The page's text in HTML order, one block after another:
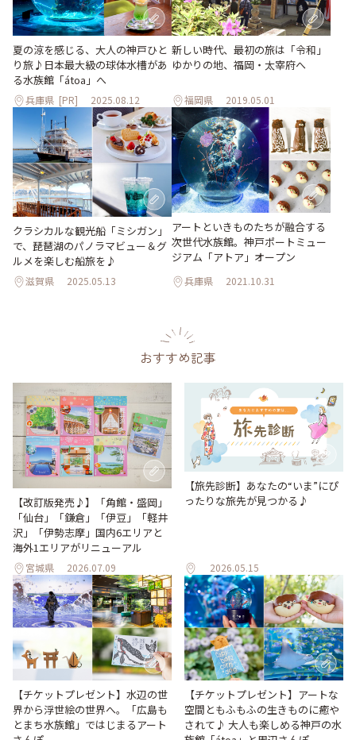
夏の涼を感じる、大人の神戸ひと
り旅♪日本最大級の球体水槽があ
る水族館「átoa」へ
兵庫県 [PR] 2025.08.12
新しい時代、最初の旅は「令和」
ゆかりの地、福岡・太宰府へ
福岡県 2019.05.01
クラシカルな観光船「ミシガン」
で、琵琶湖のパノラマビュー＆グ
ルメを楽しむ船旅を♪
滋賀県 2025.05.13
アートといきものたちが融合する
次世代水族館。神戸ポートミュー
ジアム「アトア」オープン
兵庫県 2021.10.31
おすすめ記事
【改訂版発売♪】「角館・盛岡」
「仙台」「鎌倉」「伊豆」「軽井
沢」「伊勢志摩」国内6エリアと
海外1エリアがリニューアル
宮城県 2026.07.09
【旅先診断】あなたの“いま”にぴ
ったりな旅先が見つかる♪
2026.05.15
【チケットプレゼント】水辺の世
界から浮世絵の世界へ。「広島も
とまち水族館」ではじまるアート
【チケットプレゼント】アートな
空間ともふもふの生きものに癒や
されて♪ 大人も楽しめる神戸の水